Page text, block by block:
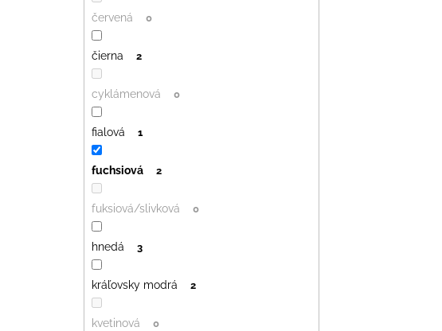
červená 0
čierna 2
cyklámenová 0
fialová 1
fuchsiová 2
fuksiová/slivková 0
hnedá 3
kráľovsky modrá 2
kvetinová 0